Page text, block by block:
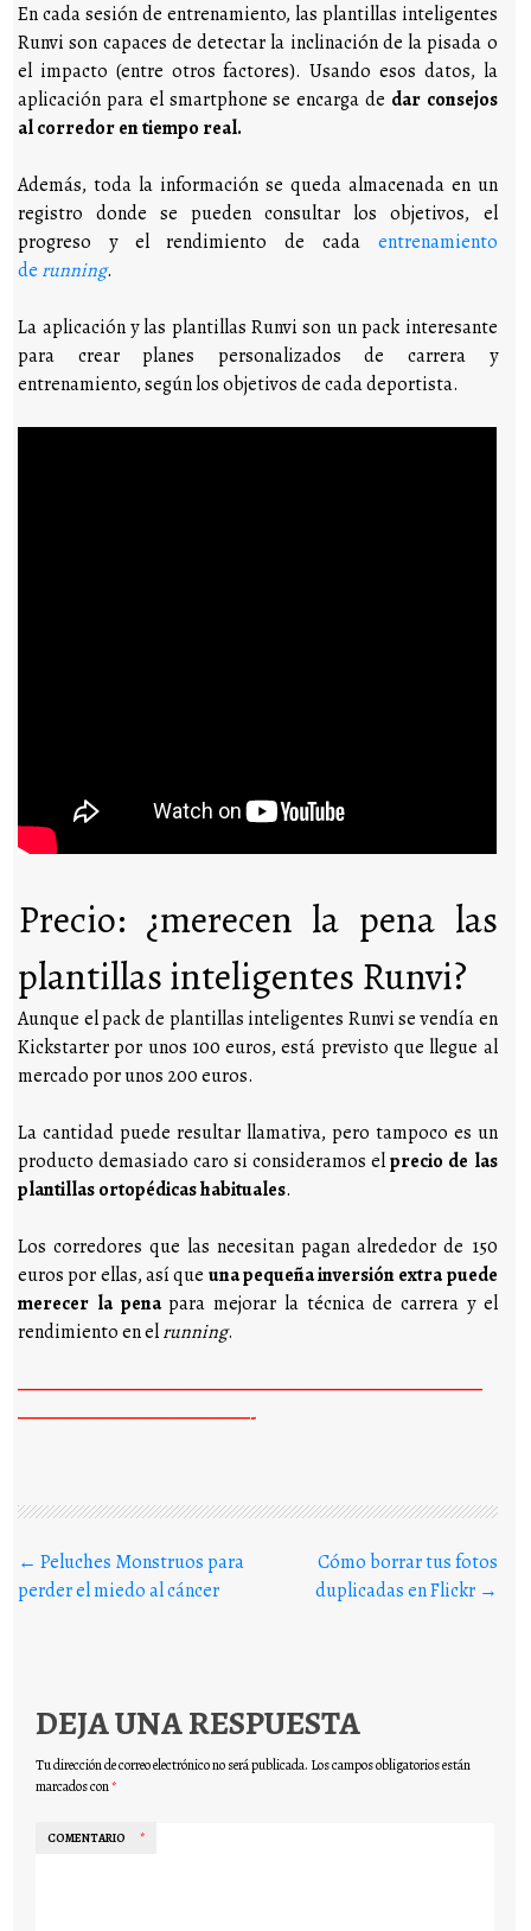
En cada sesión de entrenamiento, las plantillas inteligentes
Runvi son capaces de detectar la inclinación de la pisada o
el impacto (entre otros factores). Usando esos datos, la
aplicación para el smartphone se encarga de dar consejos
al corredor en tiempo real.
Además, toda la información se queda almacenada en un
registro donde se pueden consultar los objetivos, el
progreso y el rendimiento de cada entrenamiento
de running.
La aplicación y las plantillas Runvi son un pack interesante
para crear planes personalizados de carrera y
entrenamiento, según los objetivos de cada deportista.
Precio: ¿merecen la pena las
plantillas inteligentes Runvi?
Aunque el pack de plantillas inteligentes Runvi se vendía en
Kickstarter por unos 100 euros, está previsto que llegue al
mercado por unos 200 euros.
La cantidad puede resultar llamativa, pero tampoco es un
producto demasiado caro si consideramos elprecio de las
plantillas ortopédicas habituales.
Los corredores que las necesitan pagan alrededor de 150
euros por ellas, así que una pequeña inversión extra puede
merecer la penapara mejorar la técnica de carrera y el
rendimiento en elrunning.
————————————————————————————
——————————————-
Buscar en los posts
← Peluches Monstruos para
perder el miedo al cáncer
Cómo borrar tus fotos
duplicadas en Flickr →
DEJA UNA RESPUESTA
Tu dirección de correo electrónico no será publicada. Los campos obligatorios están
marcados con*
COMENTARIO *